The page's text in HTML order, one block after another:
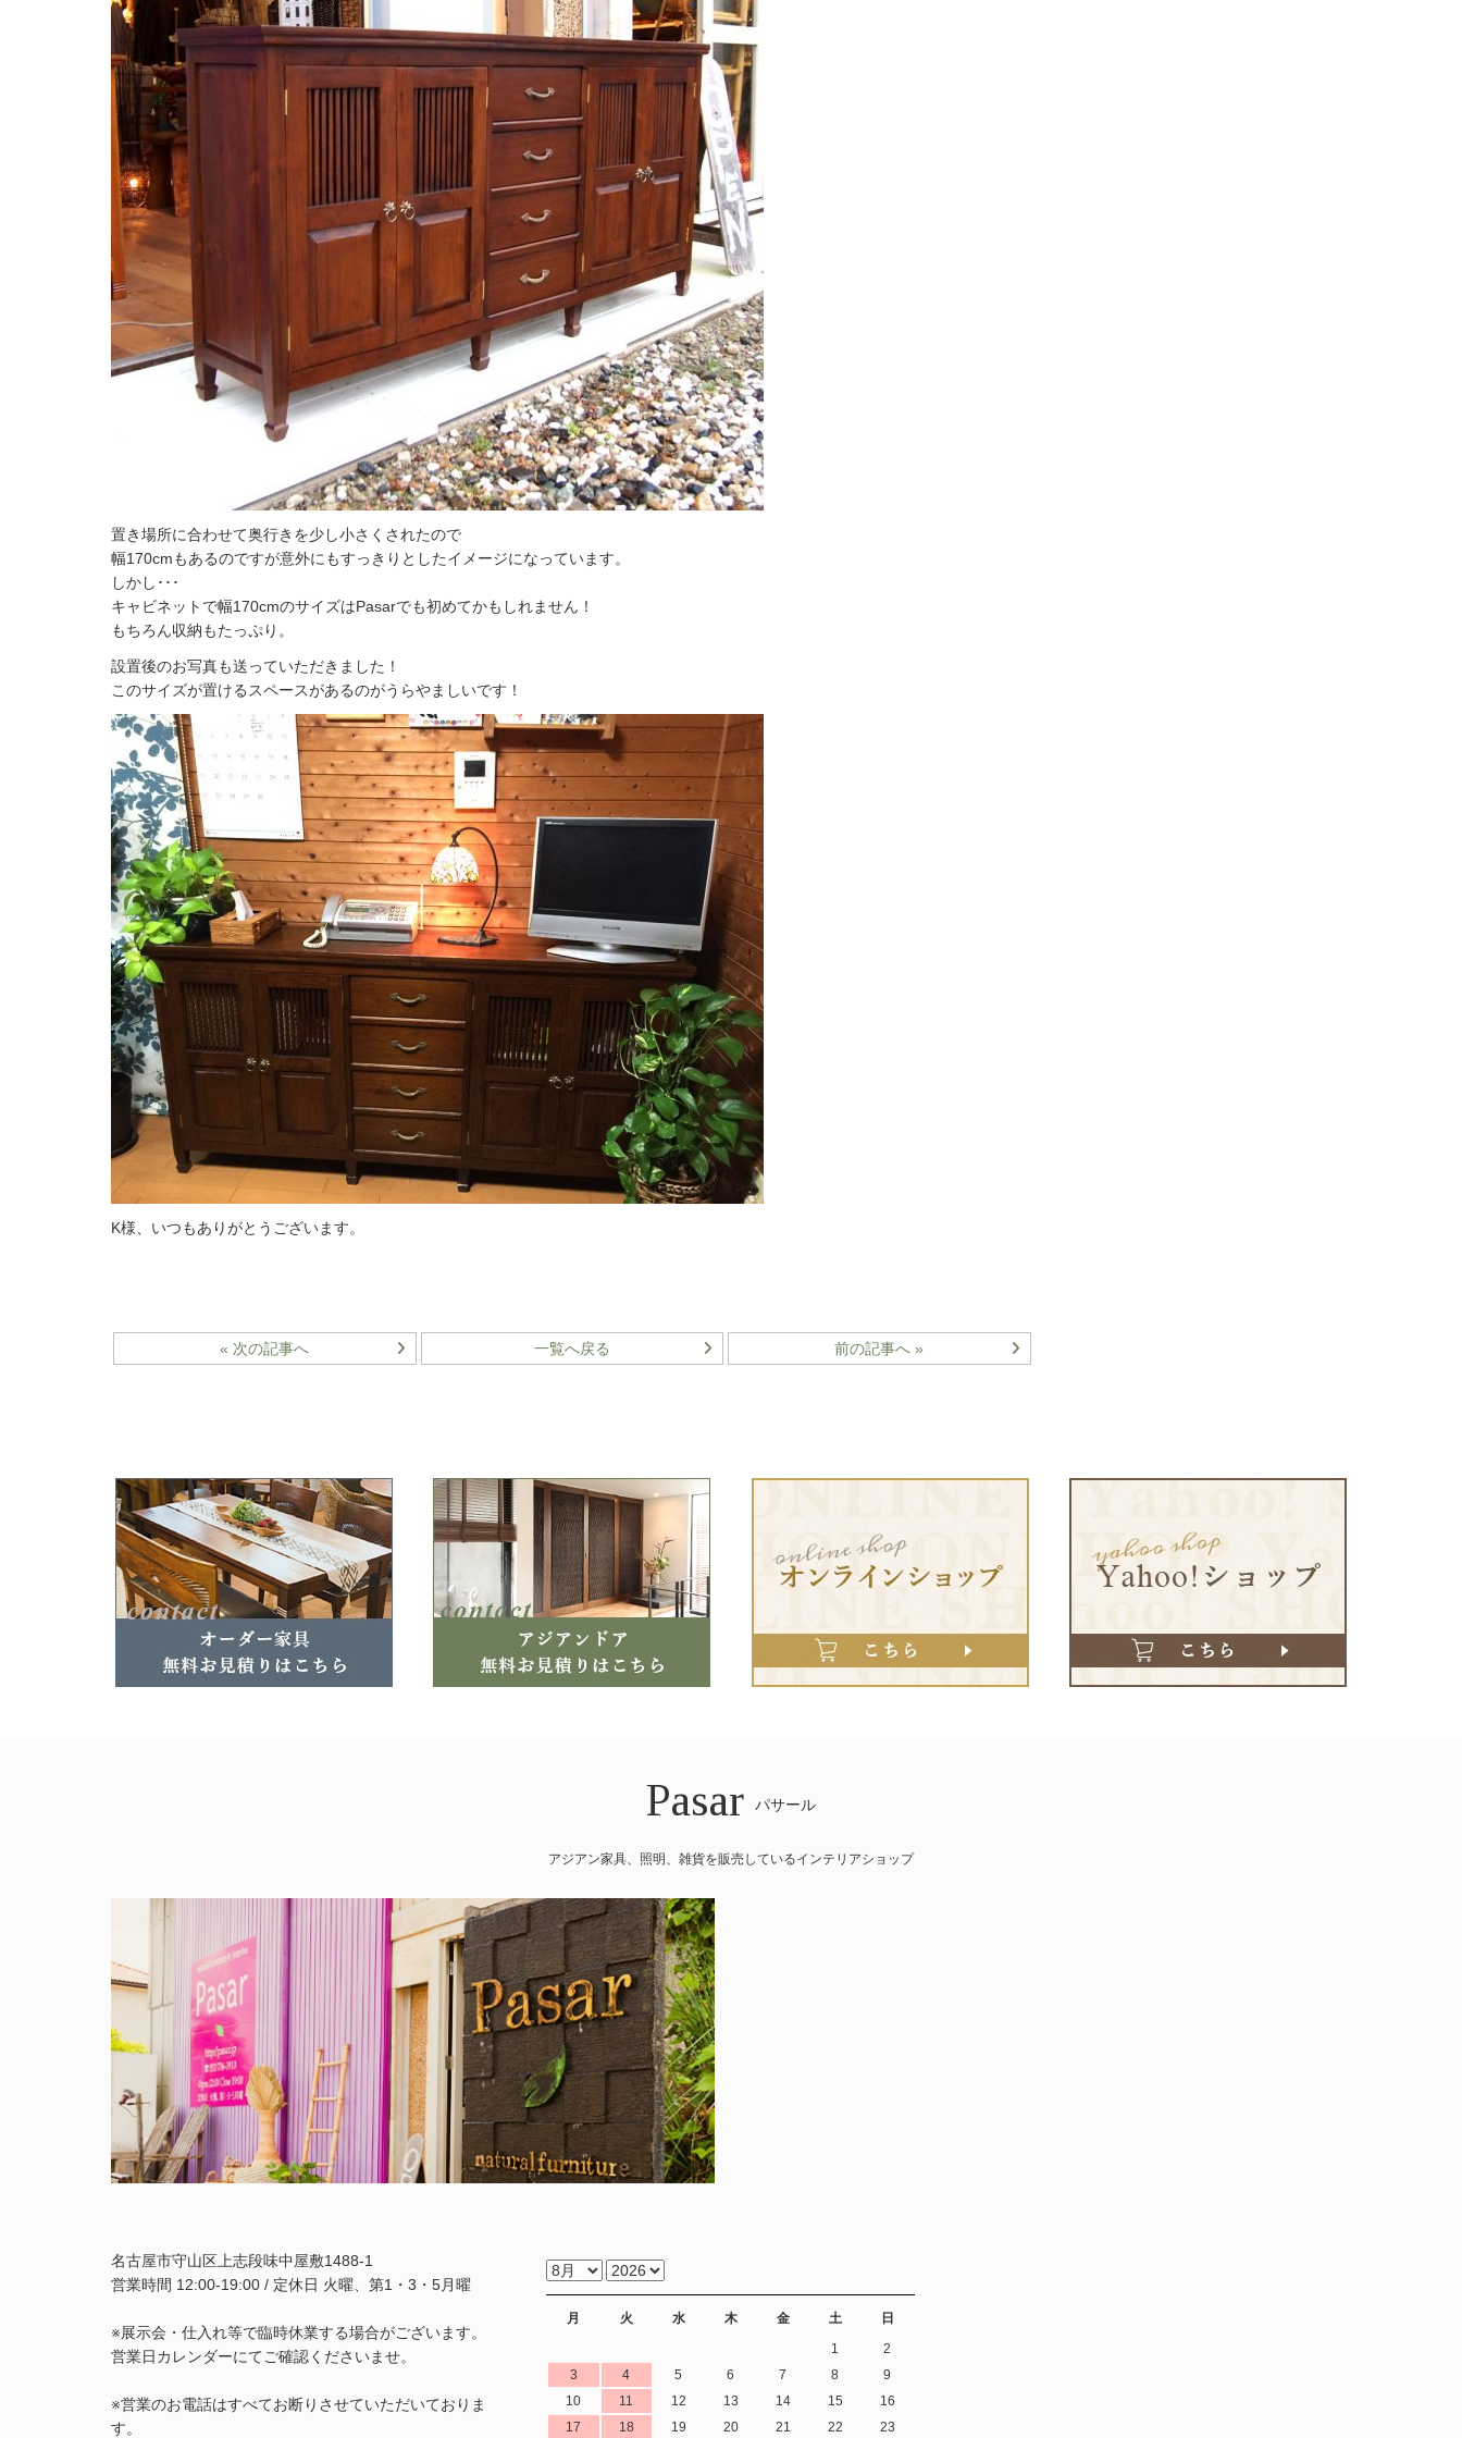
置き場所に合わせて奥行きを少し小さくされたので
幅170cmもあるのですが意外にもすっきりとしたイメージになっています。
しかし･･･
キャビネットで幅170cmのサイズはPasarでも初めてかもしれません！
もちろん収納もたっぷり。
設置後のお写真も送っていただきました！
このサイズが置けるスペースがあるのがうらやましいです！
K様、いつもありがとうございます。
« 次の記事へ 一覧へ戻る 前の記事へ »
Pasar パサール
アジアン家具、照明、雑貨を販売しているインテリアショップ
名古屋市守山区上志段味中屋敷1488-1
営業時間 12:00-19:00 / 定休日 火曜、第1・3・5月曜
※展示会・仕入れ等で臨時休業する場合がございます。
営業日カレンダーにてご確認くださいませ。
※営業のお電話はすべてお断りさせていただいておりま
す。
月 火 水 木 金 土
日
1
2
3
4 5 6 7 8
9
10
11 12 13 14 15
16
17
18 19 20 21 22 23